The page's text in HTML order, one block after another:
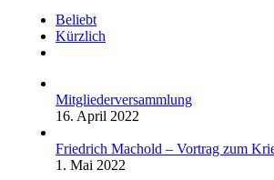
Beliebt
Kürzlich
Mitgliederversammlung
16. April 2022
Friedrich Machold – Vortrag zum
1. Mai 2022